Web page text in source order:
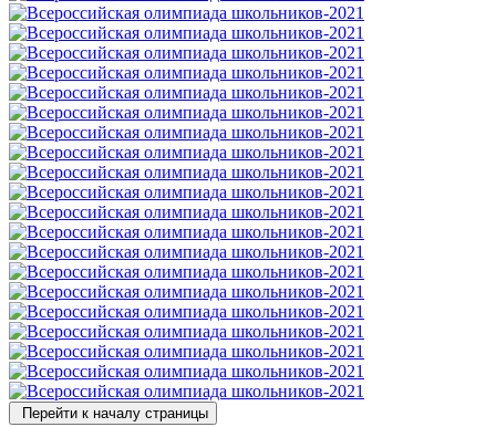
Перейти к началу страницы